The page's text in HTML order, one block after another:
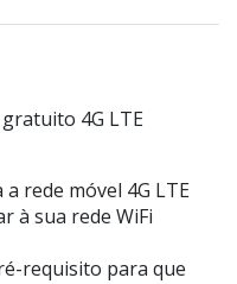
4G LTE
rede móvel 4G LTE
à sua rede WiFi
requisito para que